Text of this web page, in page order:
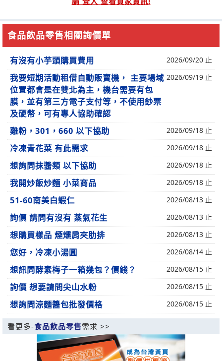
食品飲品零售相關詢價單
有沒有小芋頭購買費用 2026/09/20 止
我要短期活動租借自動販賣機， 主要場域
位置都會是在雙北為主，機台需要有包
膜，並有第三方電子支付等，不使用鈔票
及硬幣，可有專人協助確認
2026/09/19 止
雞粉，301，660 以下協助 2026/09/18 止
冷凍青花菜 有此需求 2026/09/18 止
想詢問抹醬類 以下協助 2026/09/18 止
我開炒飯炒麵 小菜商品 2026/09/18 止
51-60南美白蝦仁 2026/08/13 止
詢價 請問有沒有 蒸氣花生 2026/08/13 止
想購買樣品 煙燻肩夾肋排 2026/08/13 止
您好，冷凍小湯圓 2026/08/14 止
想訊問酵素梅子一箱幾包？價錢？ 2026/08/15 止
詢價 想要請問尖山水粉 2026/08/15 止
想詢問涼麵醬包批發價格 2026/08/15 止
看更多-食品飲品零售需求 >>